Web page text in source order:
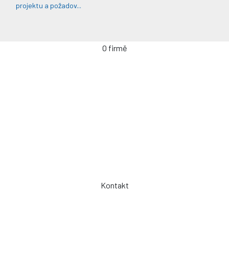
projektu a požadov...
O firmě
Kontakt